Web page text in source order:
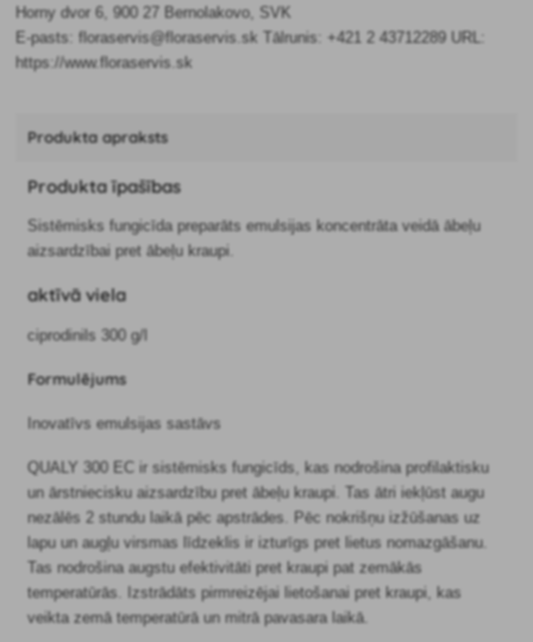
Horny dvor 6, 900 27 Bernolakovo, SVK
E-pasts: floraservis@floraservis.sk Tālrunis: +421 2 43712289 URL:
https://www.floraservis.sk
Produkta apraksts
Produkta īpašības
Sistēmisks fungicīda preparāts emulsijas koncentrāta veidā ābeļu
aizsardzībai pret ābeļu kraupi.
aktīvā viela
ciprodinils 300 g/l
Formulējums
Inovatīvs emulsijas sastāvs
QUALY 300 EC ir sistēmisks fungicīds, kas nodrošina profilaktisku
un ārstniecisku aizsardzību pret ābeļu kraupi. Tas ātri iekļūst augu
nezālēs 2 stundu laikā pēc apstrādes. Pēc nokrišņu izžūšanas uz
lapu un augļu virsmas līdzeklis ir izturīgs pret lietus nomazgāšanu.
Tas nodrošina augstu efektivitāti pret kraupi pat zemākās
temperatūrās. Izstrādāts pirmreizējai lietošanai pret kraupi, kas
veikta zemā temperatūrā un mitrā pavasara laikā.